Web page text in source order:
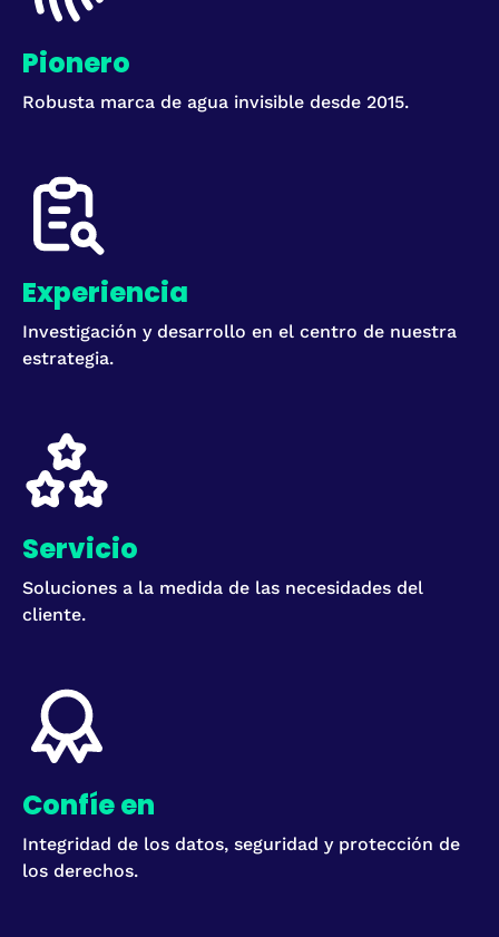
Pionero
Robusta marca de agua invisible desde 2015.
Experiencia
Investigación y desarrollo en el centro de nuestra
estrategia.
Servicio
Soluciones a la medida de las necesidades del
cliente.
Confíe en
Integridad de los datos, seguridad y protección de
los derechos.